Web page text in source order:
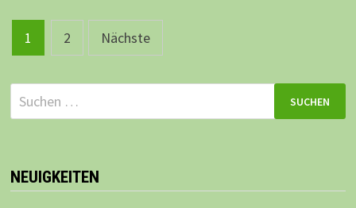
Beitragsnavigation
1 2 Nächste
Suchen
nach:
NEUIGKEITEN